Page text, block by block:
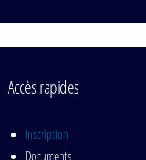
Accès rapides
Inscription
Documents